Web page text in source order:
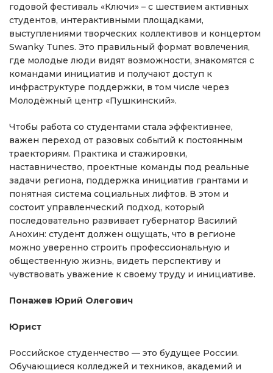
годовой фестиваль «Ключи» – с шествием активных
студентов, интерактивными площадками,
выступлениями творческих коллективов и концертом
Swanky Tunes. Это правильный формат вовлечения,
где молодые люди видят возможности, знакомятся с
командами инициатив и получают доступ к
инфраструктуре поддержки, в том числе через
Молодёжный центр «Пушкинский».
Чтобы работа со студентами стала эффективнее,
важен переход от разовых событий к постоянным
траекториям. Практика и стажировки,
наставничество, проектные команды под реальные
задачи региона, поддержка инициатив грантами и
понятная система социальных лифтов. В этом и
состоит управленческий подход, который
последовательно развивает губернатор Василий
Анохин: студент должен ощущать, что в регионе
можно уверенно строить профессиональную и
общественную жизнь, видеть перспективу и
чувствовать уважение к своему труду и инициативе.
Понажев Юрий Олегович
Юрист
Российское студенчество — это будущее России.
Обучающиеся колледжей и техников, академий и